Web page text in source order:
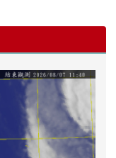
五)前逕(寄)送
號)總務處
審委員會召開
臺灣省童軍
減碳政策，旨
】...
觀看完